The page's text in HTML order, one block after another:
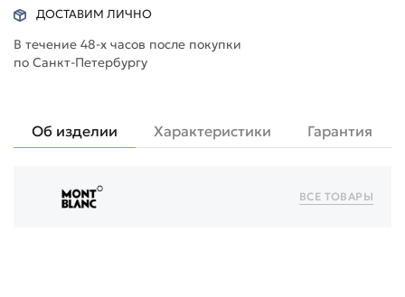
ДОСТАВИМ ЛИЧНО
В течение 48-х часов после покупки
по Санкт-Петербургу
Об изделии Характеристики Гарантия
ВСЕ ТОВАРЫ